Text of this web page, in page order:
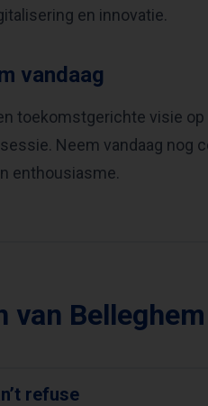
en innovatie.
vandaag
toekomstgerichte visie
Neem vandaag nog
enthousiasme.
van Belleghem
refuse